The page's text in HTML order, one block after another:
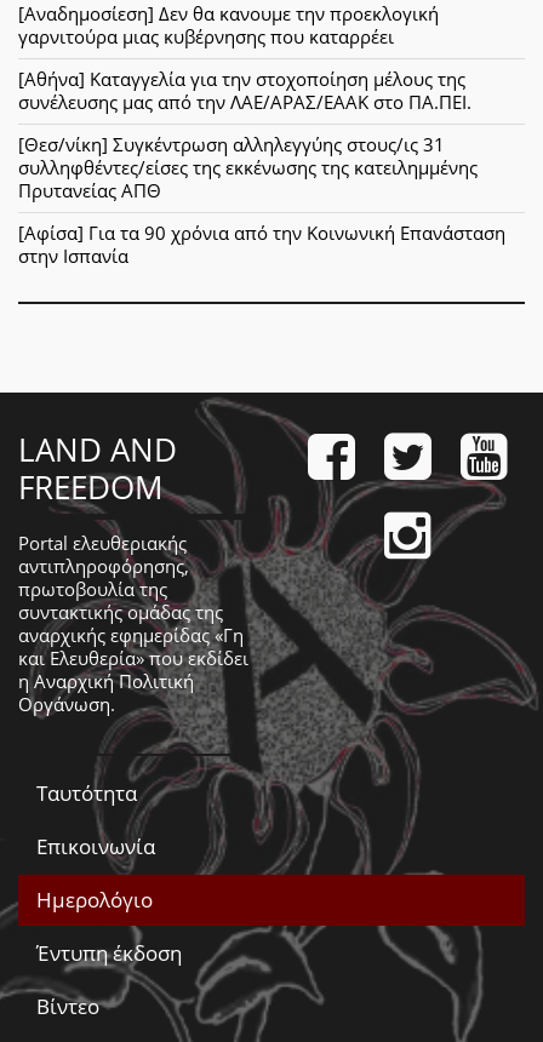
[Αναδημοσίεση] Δεν θα κανουμε την προεκλογική
γαρνιτούρα μιας κυβέρνησης που καταρρέει
[Αθήνα] Καταγγελία για την στοχοποίηση μέλους της
συνέλευσης μας από την ΛΑΕ/ΑΡΑΣ/ΕΑΑΚ στο ΠΑ.ΠΕΙ.
[Θεσ/νίκη] Συγκέντρωση αλληλεγγύης στους/ις 31
συλληφθέντες/είσες της εκκένωσης της κατειλημμένης
Πρυτανείας ΑΠΘ
[Αφίσα] Για τα 90 χρόνια από την Κοινωνική Επανάσταση
στην Ισπανία
LAND AND
FREEDOM
Portal ελευθεριακής
αντιπληροφόρησης,
πρωτοβουλία της
συντακτικής ομάδας της
αναρχικής εφημερίδας «Γη
και Ελευθερία» που εκδίδει
ηΑναρχική Πολιτική
Οργάνωση.
Ταυτότητα
Επικοινωνία
Ημερολόγιο
Έντυπη έκδοση
Βίντεο